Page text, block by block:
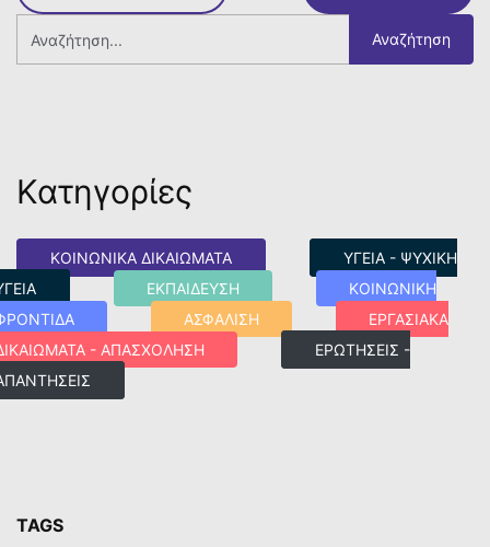
Αναζήτηση
Κατηγορίες
ΚΟΙΝΩΝΙΚΑ ΔΙΚΑΙΩΜΑΤΑ
ΥΓΕΙΑ - ΨΥΧΙΚΗ
ΕΚΠΑΙΔΕΥΣΗ
ΚΟΙΝΩΝΙΚΗ
ΑΣΦΑΛΙΣΗ
ΕΡΓΑΣΙΑΚΑ
- ΑΠΑΣΧΟΛΗΣΗ
ΕΡΩΤΗΣΕΙΣ -
TAGS